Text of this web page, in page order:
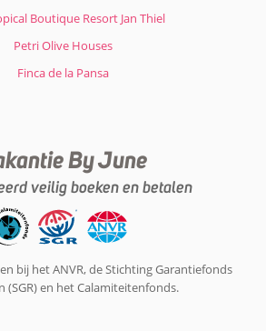
Boutique Resort Jan Thiel
Petri Olive Houses
Finca de la Pansa
By June
veilig boeken en betalen
bij het ANVR, de Stichting Garantiefonds
(SGR) en het Calamiteitenfonds.